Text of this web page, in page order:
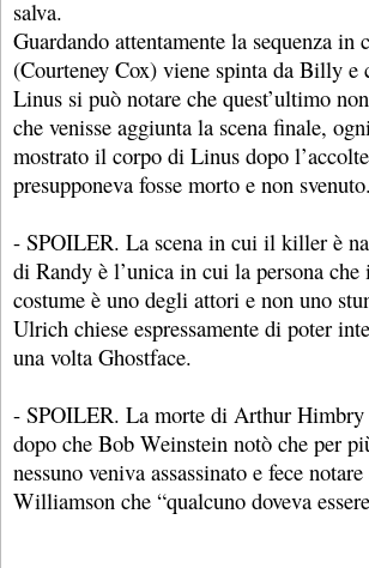
salva.
Guardando attentamente la sequenza in
(Courteney Cox) viene spinta da Billy e
Linus si può notare che quest’ultimo
che venisse aggiunta la scena finale,
mostrato il corpo di Linus dopo
presupponeva fosse morto e non svenuto.
- SPOILER. La scena in cui il killer è
di Randy è l’unica in cui la persona che
costume è uno degli attori e non uno
Ulrich chiese espressamente di poter
una volta Ghostface.
- SPOILER. La morte di Arthur Himbry
dopo che Bob Weinstein notò che per
nessuno veniva assassinato e fece
Williamson che “qualcuno doveva